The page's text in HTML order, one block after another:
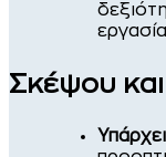
Σκέψου